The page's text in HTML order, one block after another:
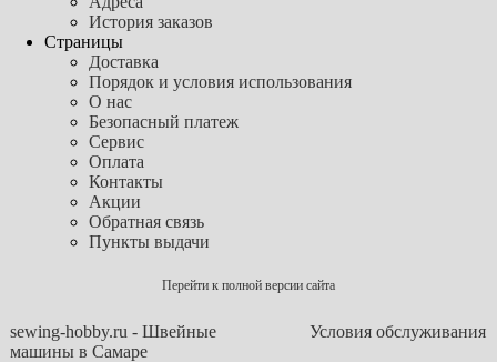
История заказов
Страницы
Доставка
Порядок и условия использования
О нас
Безопасный платеж
Сервис
Оплата
Контакты
Акции
Обратная связь
Пункты выдачи
Перейти к полной версии сайта
sewing-hobby.ru - Швейные
машины в Самаре
Условия обслуживания